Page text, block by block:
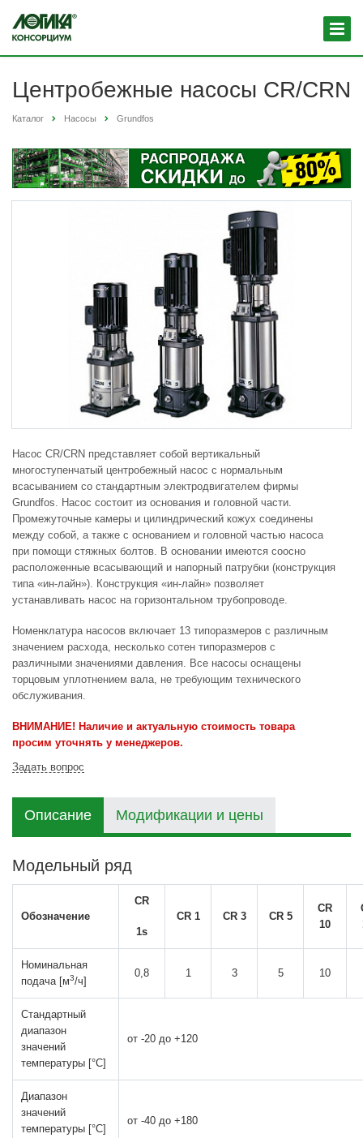
Центробежные насосы CR/CRN
Каталог Насосы Grundfos
Насос CR/CRN представляет собой вертикальный
многоступенчатый центробежный насос с нормальным
всасыванием со стандартным электродвигателем фирмы
Grundfos. Насос состоит из основания и головной части.
Промежуточные камеры и цилиндрический кожух соединены
между собой, а также с основанием и головной частью насоса
при помощи стяжных болтов. В основании имеются соосно
расположенные всасывающий и напорный патрубки (конструкция
типа «ин-лайн»). Конструкция «ин-лайн» позволяет
устанавливать насос на горизонтальном трубопроводе.
Номенклатура насосов включает 13 типоразмеров с различным
значением расхода, несколько сотен типоразмеров с
различными значениями давления. Все насосы оснащены
торцовым уплотнением вала, не требующим технического
обслуживания.
ВНИМАНИЕ! Наличие и актуальную стоимость товара
просим уточнять у менеджеров.
Задать вопрос
Описание Модификации и цены
Модельный ряд
Обозначение
CR
1s
CR 1 CR 3 CR 5
CR
10
Номинальная
подача [м3/ч]
0,8 1 3 5 10
Стандартный
диапазон
значений
температуры [°С]
от -20 до +120
Диапазон
значений
температуры [°С]
от -40 до +180